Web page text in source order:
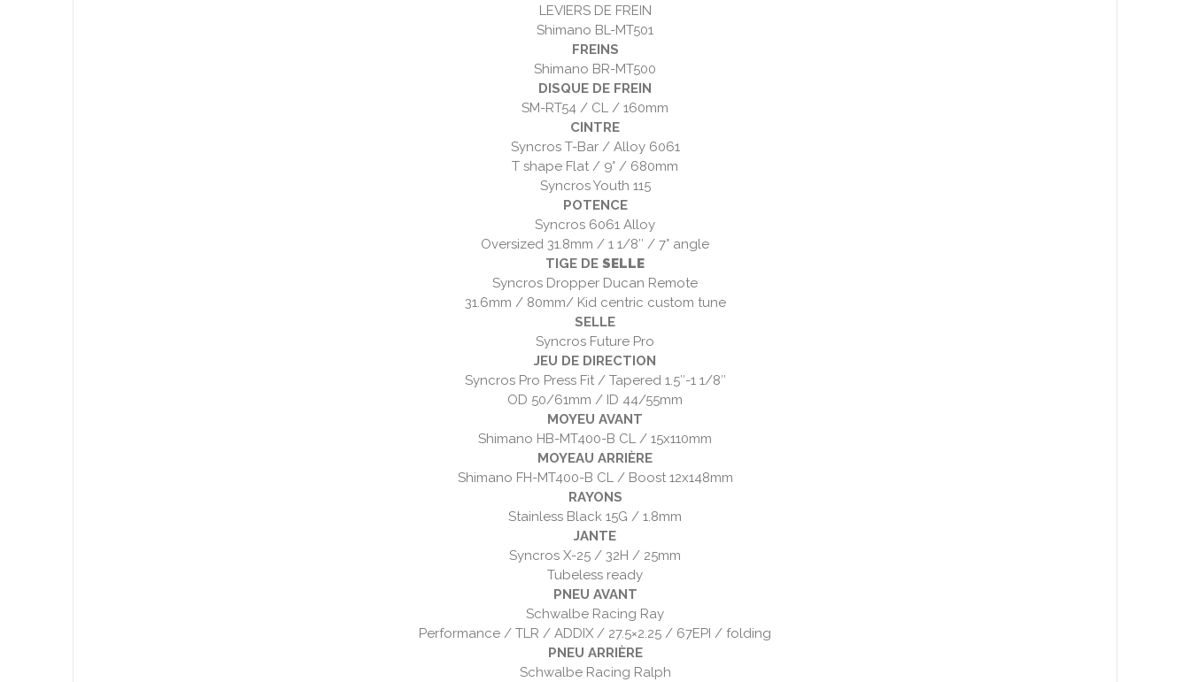
LEVIERS DE FREIN
Shimano BL-MT501
FREINS
Shimano BR-MT500
DISQUE DE FREIN
SM-RT54 / CL / 160mm
CINTRE
Syncros T-Bar / Alloy 6061
T shape Flat / 9° / 680mm
Syncros Youth 115
POTENCE
Syncros 6061 Alloy
Oversized 31.8mm / 1 1/8″ / 7° angle
TIGE DE SELLE
Syncros Dropper Ducan Remote
31.6mm / 80mm/ Kid centric custom tune
SELLE
Syncros Future Pro
JEU DE DIRECTION
Syncros Pro Press Fit / Tapered 1.5″-1 1/8″
OD 50/61mm / ID 44/55mm
MOYEU AVANT
Shimano HB-MT400-B CL / 15x110mm
MOYEAU ARRIÈRE
Shimano FH-MT400-B CL / Boost 12x148mm
RAYONS
Stainless Black 15G / 1.8mm
JANTE
Syncros X-25 / 32H / 25mm
Tubeless ready
PNEU AVANT
Schwalbe Racing Ray
Performance / TLR / ADDIX / 27.5×2.25 / 67EPI / folding
PNEU ARRIÈRE
Schwalbe Racing Ralph